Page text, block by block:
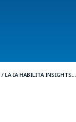
/LA IA HABILITA INSIGHTS...